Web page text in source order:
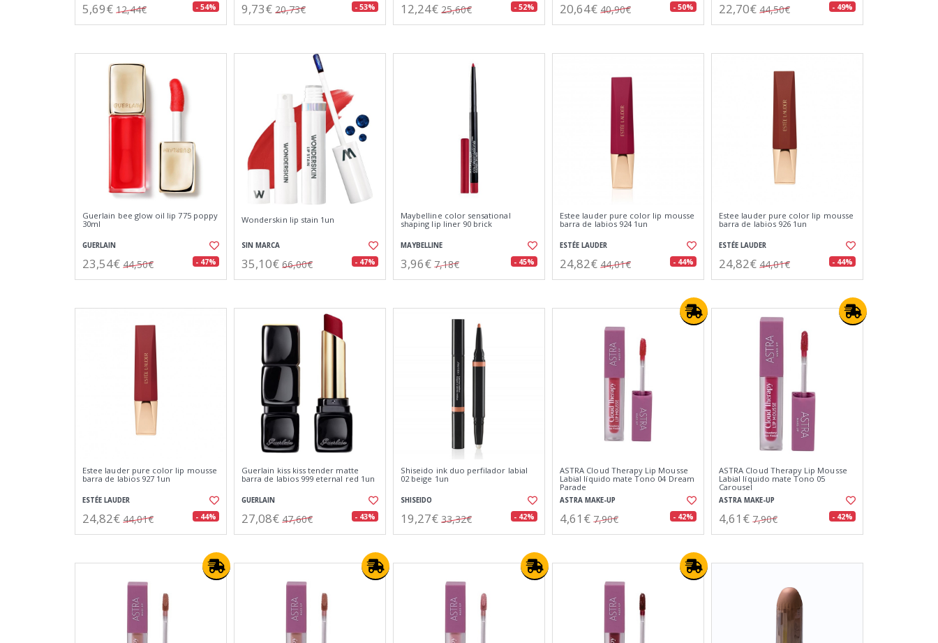
5,69€ 12,44€ - 54% 9,73€ 20,73€ - 53% 12,24€ 25,60€ - 52% 20,64€ 40,90€ - 50% 22,70€ 44,50€ - 49%
Guerlain bee glow oil lip 775 poppy
30ml
GUERLAIN
23,54€ 44,50€ - 47%
Wonderskin lip stain 1un
SIN MARCA
35,10€ 66,00€ - 47%
Maybelline color sensational
shaping lip liner 90 brick
MAYBELLINE
3,96€ 7,18€ - 45%
Estee lauder pure color lip mousse
barra de labios 924 1un
ESTÉE LAUDER
24,82€ 44,01€ - 44%
Estee lauder pure color lip mousse
barra de labios 926 1un
ESTÉE LAUDER
24,82€ 44,01€ - 44%
Estee lauder pure color lip mousse
barra de labios 927 1un
ESTÉE LAUDER
24,82€ 44,01€ - 44%
Guerlain kiss kiss tender matte
barra de labios 999 eternal red 1un
GUERLAIN
27,08€ 47,60€ - 43%
Shiseido ink duo perfilador labial
02 beige 1un
SHISEIDO
19,27€ 33,32€ - 42%
ASTRA Cloud Therapy Lip Mousse
Labial líquido mate Tono 04 Dream
Parade
ASTRA MAKE-UP
4,61€ 7,90€ - 42%
ASTRA Cloud Therapy Lip Mousse
Labial líquido mate Tono 05
Carousel
ASTRA MAKE-UP
4,61€ 7,90€ - 42%